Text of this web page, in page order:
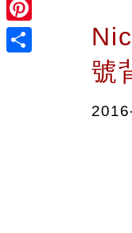
Pinterest
號